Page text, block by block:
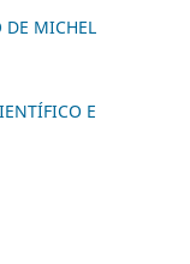
DE MICHEL
E